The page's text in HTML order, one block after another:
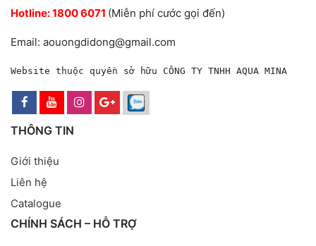
Hotline:1800 6071 (Miễn phí cước gọi đến)
Email: aouongdidong@gmail.com
Website thuộc quyền sở hữu CÔNG TY TNHH AQUA MINA
THÔNG TIN
Giới thiệu
Liên hệ
Catalogue
CHÍNH SÁCH – HỖ TRỢ